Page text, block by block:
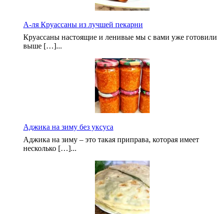
А-ля Круассаны из лучшей пекарни
Круассаны настоящие и ленивые мы с вами уже
выше […]...
Аджика на зиму без уксуса
Аджика на зиму – это такая приправа, которая имеет
несколько […]...